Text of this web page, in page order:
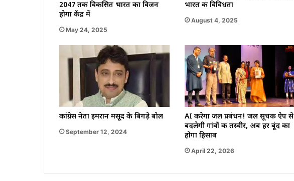
2047 तक विकसित भारत का विजन
होगा केंद्र में
May 24, 2025
भारत की विविधता
August 4, 2025
कांग्रेस नेता इमरान मसूद के बिगड़े बोल
September 12, 2024
AI करेगा जल प्रबंधन! जल सूचक ऐप से
बदलेगी गांवों की तस्वीर, अब हर बूंद का
होगा हिसाब
April 22, 2026